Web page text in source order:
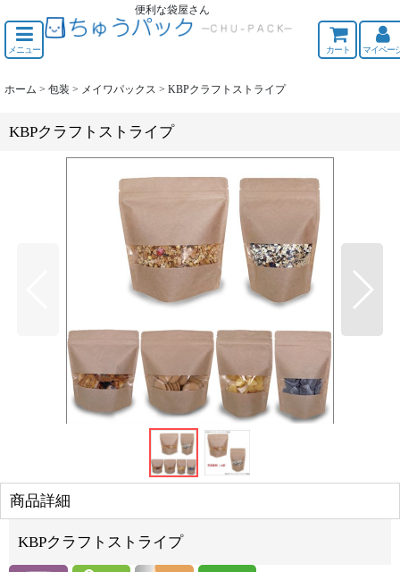
便利な袋屋さん
メニュー カート マイペー
ホーム > 包装 > メイワパックス > KBPクラフトストライプ
KBPクラフトストライプ
商品詳細
KBPクラフトストライプ